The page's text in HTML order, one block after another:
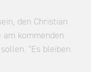
den Christian
am kommenden
"Es bleiben